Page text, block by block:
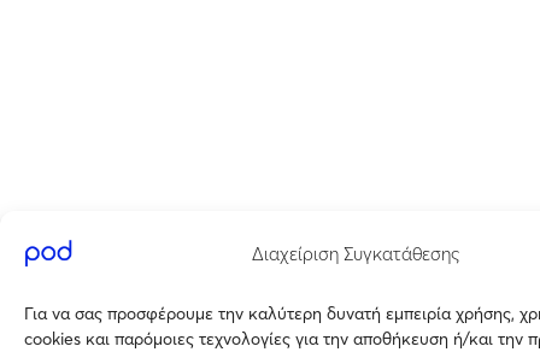
Διαχείριση Συγκατάθεσης
Για να σας προσφέρουμε την καλύτερη δυνατή εμπειρία χρήσης,
cookies και παρόμοιες τεχνολογίες για την αποθήκευση ή/και την